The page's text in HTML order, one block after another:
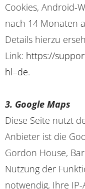
Cookies, Android-
nach 14 Monaten
Details hierzu
Link: https://
hl=de.
3. Google Maps
Diese Seite nutzt
Anbieter ist die
Gordon House,
Nutzung der
notwendig, Ihre